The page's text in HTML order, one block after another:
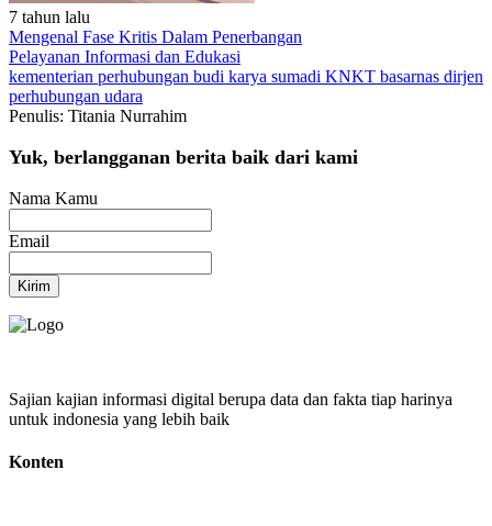
7 tahun lalu
Mengenal Fase Kritis Dalam Penerbangan
Pelayanan Informasi dan Edukasi
kementerian perhubungan budi karya sumadi KNKT basarnas dirjen
perhubungan udara
Penulis: Titania Nurrahim
Yuk, berlangganan berita baik dari kami
Nama Kamu
Email
Kirim
Sajian kajian informasi digital berupa data dan fakta tiap harinya
untuk indonesia yang lebih baik
Konten